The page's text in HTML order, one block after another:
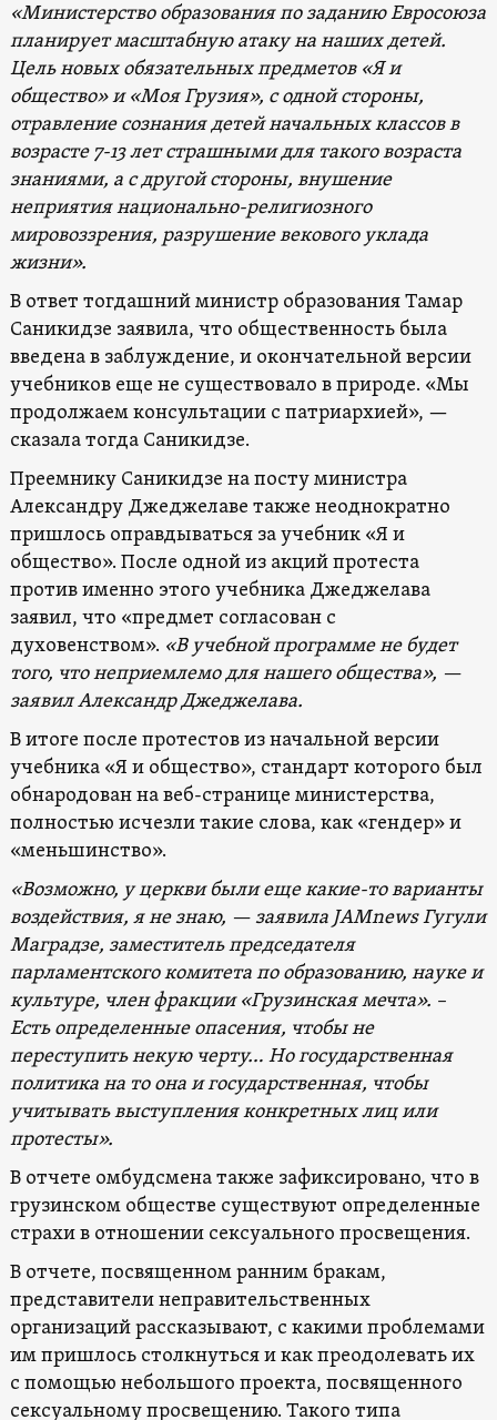
«Министерство образования по заданию Евросоюза
планирует масштабную атаку на наших детей.
Цель новых обязательных предметов «Я и
общество» и «Моя Грузия», с одной стороны,
отравление сознания детей начальных классов в
возрасте 7-13 лет страшными для такого возраста
знаниями, а с другой стороны, внушение
неприятия национально-религиозного
мировоззрения, разрушение векового уклада
жизни».
В ответ тогдашний министр образования Тамар
Саникидзе заявила, что общественность была
введена в заблуждение, и окончательной версии
учебников еще не существовало в природе. «Мы
продолжаем консультации с патриархией», —
сказала тогда Саникидзе.
Преемнику Саникидзе на посту министра
Александру Джеджелаве также неоднократно
пришлось оправдываться за учебник «Я и
общество». После одной из акций протеста
против именно этого учебника Джеджелава
заявил, что «предмет согласован с
духовенством». «В учебной программе не будет
того, что неприемлемо для нашего общества», —
заявил Александр Джеджелава.
В итоге после протестов из начальной версии
учебника «Я и общество», стандарт которого был
обнародован на веб-странице министерства,
полностью исчезли такие слова, как «гендер» и
«меньшинство».
«Возможно, у церкви были еще какие-то варианты
воздействия, я не знаю, — заявила JAMnews Гугули
Маградзе, заместитель председателя
парламентского комитета по образованию, науке и
культуре, член фракции «Грузинская мечта». –
Есть определенные опасения, чтобы не
переступить некую черту… Но государственная
политика на то она и государственная, чтобы
учитыватьвыступления конкретных лиц или
протесты».
В отчете омбудсмена также зафиксировано, что в
грузинском обществе существуют определенные
страхи в отношении сексуального просвещения.
В отчете, посвященном ранним бракам,
представители неправительственных
организаций рассказывают, с какими проблемами
им пришлось столкнуться и как преодолевать их
с помощью небольшого проекта, посвященного
сексуальному просвещению. Такого типа